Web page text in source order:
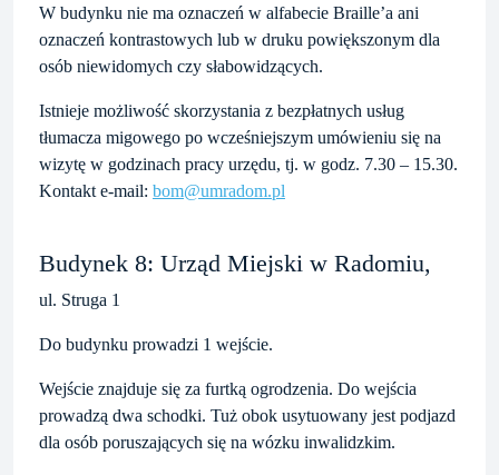
W budynku nie ma oznaczeń w alfabecie Braille’a ani
oznaczeń kontrastowych lub w druku powiększonym dla
osób niewidomych czy słabowidzących.
Istnieje możliwość skorzystania z bezpłatnych usług
tłumacza migowego po wcześniejszym umówieniu się na
wizytę w godzinach pracy urzędu, tj. w godz. 7.30 – 15.30.
Kontakt e-mail: bom@umradom.pl
Budynek 8: Urząd Miejski w Radomiu,
ul. Struga 1
Do budynku prowadzi 1 wejście.
Wejście znajduje się za furtką ogrodzenia. Do wejścia
prowadzą dwa schodki. Tuż obok usytuowany jest podjazd
dla osób poruszających się na wózku inwalidzkim.